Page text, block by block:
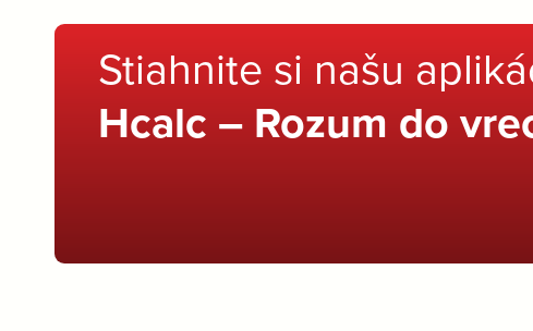
Stiahnite si našu
Hcalc – Rozum do